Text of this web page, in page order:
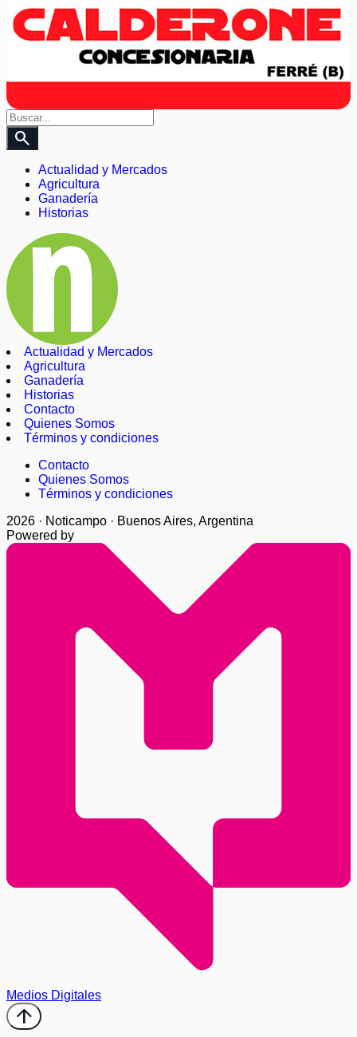
search
Actualidad y Mercados
Agricultura
Ganadería
Historias
Actualidad y Mercados
Agricultura
Ganadería
Historias
Contacto
Quienes Somos
Términos y condiciones
Contacto
Quienes Somos
Términos y condiciones
2026 · Noticampo · Buenos Aires, Argentina
Powered by
Medios Digitales
arrow_upward